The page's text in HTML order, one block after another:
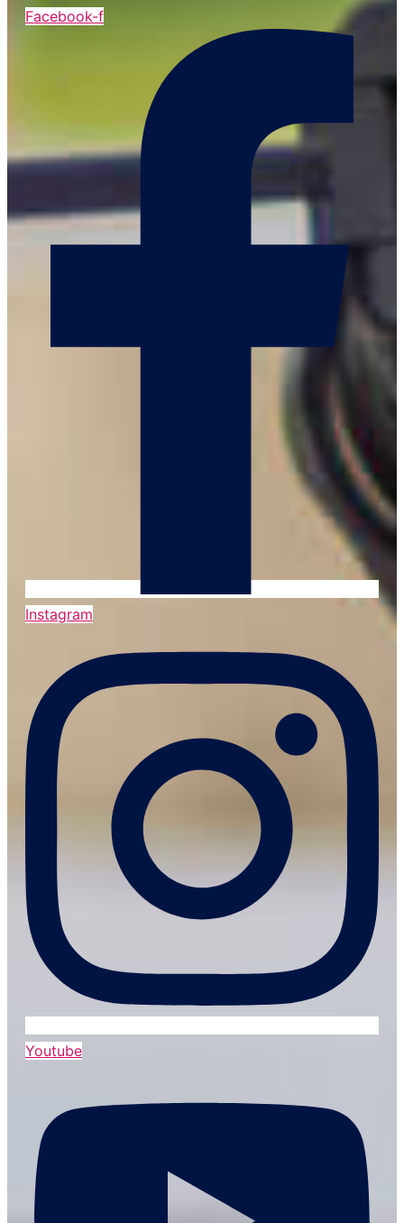
Facebook-f
Instagram
Youtube